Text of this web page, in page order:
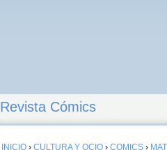
Revista Cómics
INICIO › CULTURA Y OCIO › CÓMICS ›